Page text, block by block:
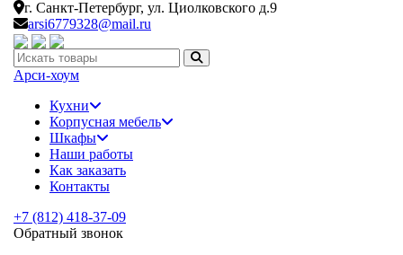
г. Санкт-Петербург, ул. Циолковского д.9
arsi6779328@mail.ru
Искать:
Арси-хоум
Кухни
Корпусная мебель
Шкафы
Наши работы
Как заказать
Контакты
+7 (812) 418-37-09
Обратный звонок